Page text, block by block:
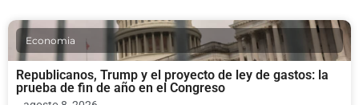
Economia
Republicanos, Trump y el proyecto de ley de gastos: la
prueba de fin de año en el Congreso